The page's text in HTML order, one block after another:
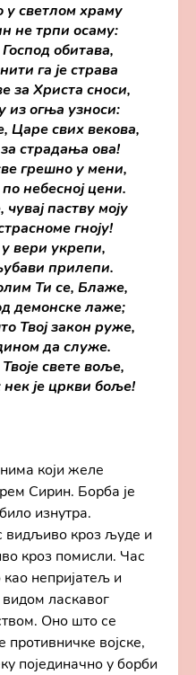
светлом храму
не трпи осаму:
обитава,
га је страва
за Христа сноси,
из огња узноси:
Царе свих векова,
страдања ова!
грешно у мени,
небесној цени.
паству моју
гноју!
вери укрепи,
прилепи.
Ти се, Блаже,
демонске лаже;
Твој закон руже,
да служе.
свете воље,
је цркви боље!
који желе
Сирин. Борба је
изнутра.
видљиво кроз људе и
кроз помисли. Час
као непријатељ и
видом ласкавог
Оно што се
војске,
појединачно у борби